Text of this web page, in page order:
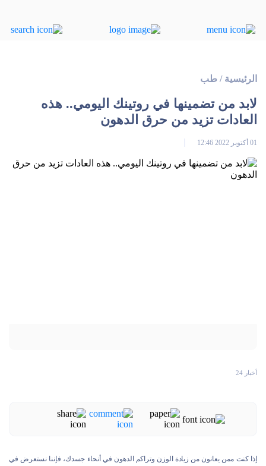
الرئيسية / طب
لابد من تضمينها في روتينك اليومي.. هذه
العادات تزيد من حرق الدهون
01 أكتوبر 2022 12:46
أخبار 24
إذا كنت ممن يعانون من زيادة الوزن وتراكم الدهون في أنحاء جسدك، فإننا نستعرض في